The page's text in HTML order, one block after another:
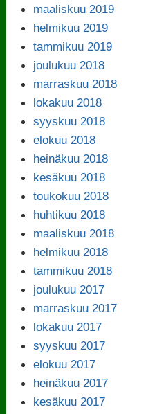
maaliskuu 2019
helmikuu 2019
tammikuu 2019
joulukuu 2018
marraskuu 2018
lokakuu 2018
syyskuu 2018
elokuu 2018
heinäkuu 2018
kesäkuu 2018
toukokuu 2018
huhtikuu 2018
maaliskuu 2018
helmikuu 2018
tammikuu 2018
joulukuu 2017
marraskuu 2017
lokakuu 2017
syyskuu 2017
elokuu 2017
heinäkuu 2017
kesäkuu 2017